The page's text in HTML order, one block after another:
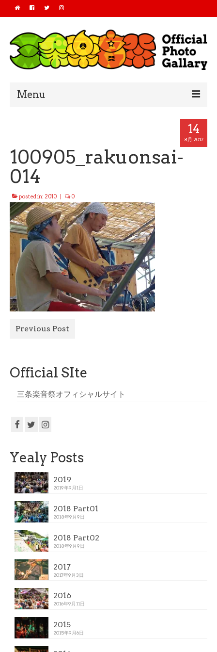
Menu
2018
2017
2016
All Photo
Official Site
14
8月 2017
100905_rakuonsai-
014
posted in: 2010 0
Previous Post
Official SIte
三条楽音祭オフィシャルサイト
Yealy Posts
2019
2019年9月1日
2018 Part01
2018年9月9日
2018 Part02
2018年9月9日
2017
2017年9月3日
2016
2016年9月11日
2015
2015年9月6日